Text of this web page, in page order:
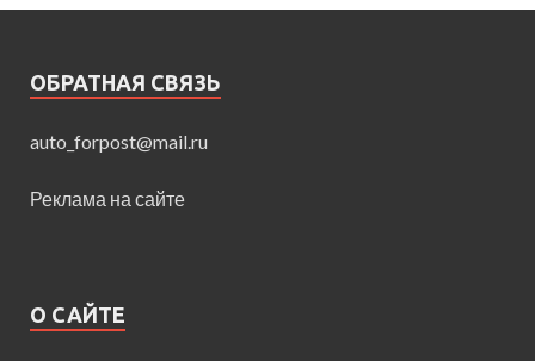
ОБРАТНАЯ СВЯЗЬ
auto_forpost@mail.ru
Реклама на сайте
О САЙТЕ